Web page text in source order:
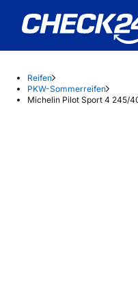
Reifen
PKW-Sommerreifen
Michelin Pilot Sport 4 245/